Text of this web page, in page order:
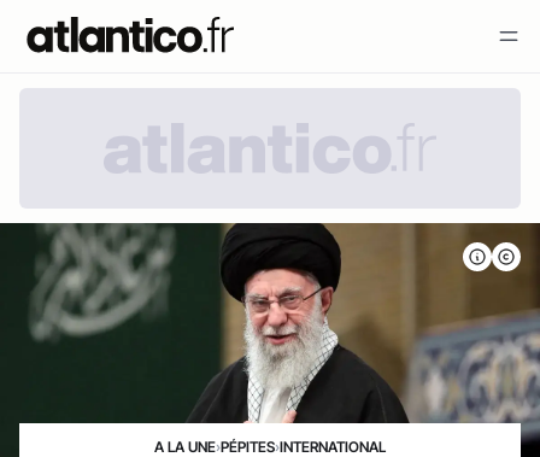
A LA UNE›PÉPITES›INTERNATIONAL